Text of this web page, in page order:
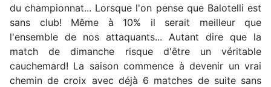
du championnat... Lorsque l'on pense que Balotelli est
sans club! Même à 10% il serait meilleur que
l'ensemble de nos attaquants... Autant dire que la
match de dimanche risque d'être un véritable
cauchemard! La saison commence à devenir un vrai
chemin de croix avec déjà 6 matches de suite sans